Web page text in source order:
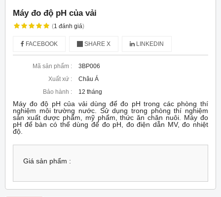
Máy đo độ pH của vải
(1 đánh giá)
FACEBOOK SHARE X LINKEDIN
Mã sản phẩm :
3BP006
Xuất xứ :
Châu Á
Bảo hành :
12 tháng
Máy đo độ pH của vải dùng để đo pH trong các phòng thí
nghiệm môi trường nước. Sử dụng trong phòng thí nghiệm
sản xuất dược phẩm, mỹ phẩm, thức ăn chăn nuôi. Máy đo
pH để bàn có thể dùng để đo pH, đo điện dẫn MV, đo nhiệt
độ.
Giá sản phẩm :